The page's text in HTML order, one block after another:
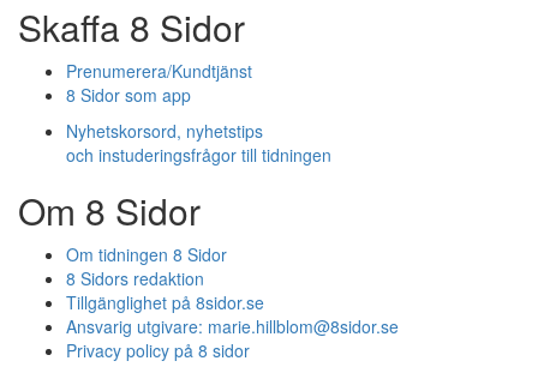
Skaffa 8 Sidor
Prenumerera/Kundtjänst
8 Sidor som app
Nyhetskorsord, nyhetstips
och instuderingsfrågor till tidningen
Om 8 Sidor
Om tidningen 8 Sidor
8 Sidors redaktion
Tillgänglighet på 8sidor.se
Ansvarig utgivare: marie.hillblom@8sidor.se
Privacy policy på 8 sidor